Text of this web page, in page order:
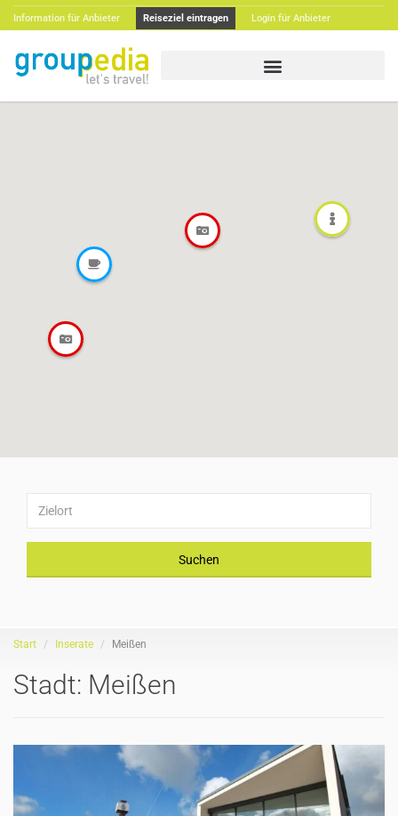
Information für Anbieter Reiseziel eintragen Login für Anbieter
Suchen
Start Inserate Meißen
Stadt: Meißen